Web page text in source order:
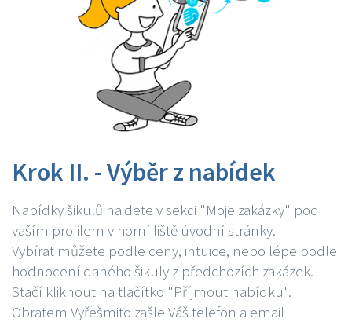
Krok II. - Výběr z nabídek
Nabídky šikulů najdete v sekci "Moje zakázky" pod
vaším profilem v horní liště úvodní stránky.
Vybírat můžete podle ceny, intuice, nebo lépe podle
hodnocení daného šikuly z předchozích zakázek.
Stačí kliknout na tlačítko "Příjmout nabídku".
Obratem Vyřešmito zašle Váš telefon a email